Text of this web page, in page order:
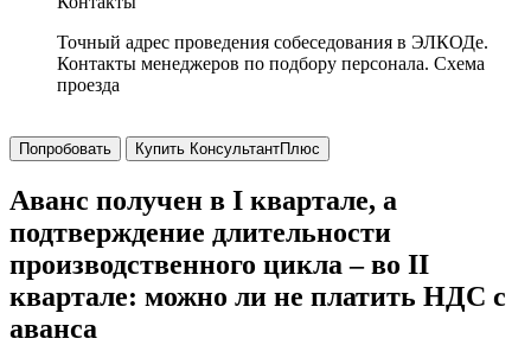
Точный адрес проведения собеседования в ЭЛКОДе.
Контакты менеджеров по подбору персонала. Схема
проезда
Попробовать Купить КонсультантПлюс
Аванс получен в I квартале, а
подтверждение длительности
производственного цикла – во II
квартале: можно ли не платить НДС с
аванса